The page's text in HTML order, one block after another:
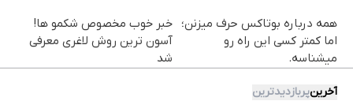
همه درباره بوتاکس حرف میزنن؛
اما کمتر کسی این راه رو
میشناسه.
خبر خوب مخصوص شکمو ها!
آسون ترین روش لاغری معرفی
شد
آخرینپربازدیدترین